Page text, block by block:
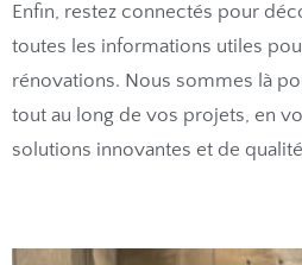
Enfin, restez connectés pour
toutes les informations utiles
rénovations. Nous sommes là
tout au long de vos projets, en
solutions innovantes et de